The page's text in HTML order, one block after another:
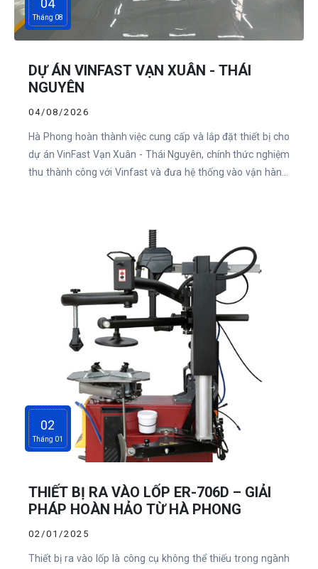
04
Tháng 08
DỰ ÁN VINFAST VẠN XUÂN - THÁI
NGUYÊN
04/08/2026
Hà Phong hoàn thành việc cung cấp và lắp đặt thiết bị cho
dự án VinFast Vạn Xuân - Thái Nguyên, chính thức nghiệm
thu thành công với Vinfast và đưa hệ thống vào vận hành,
02
Tháng 01
THIẾT BỊ RA VÀO LỐP ER-706D – GIẢI
PHÁP HOÀN HẢO TỪ HÀ PHONG
02/01/2025
Thiết bị ra vào lốp là công cụ không thể thiếu trong ngành